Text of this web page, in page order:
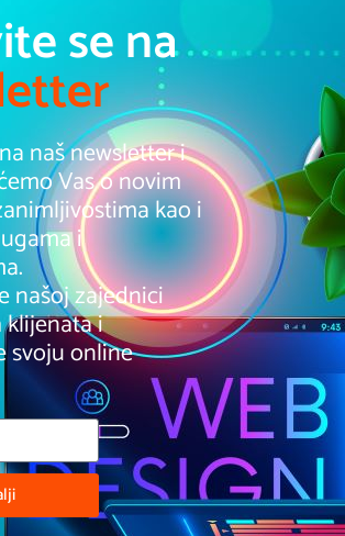
se na
naš newsletter i
Vas o novim
kao i
i
našoj zajednici
i
svoju online